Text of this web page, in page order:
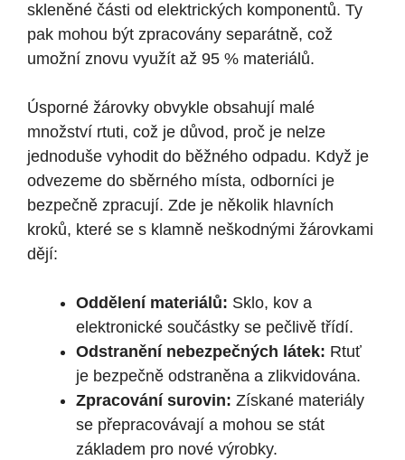
skleněné části od elektrických komponentů. Ty
pak mohou být zpracovány separátně, což
umožní znovu využít až 95 % materiálů.
Úsporné žárovky obvykle obsahují malé
množství rtuti, což je důvod, proč je nelze
jednoduše vyhodit do běžného odpadu. Když je
odvezeme do sběrného místa, odborníci je
bezpečně zpracují. Zde je několik hlavních
kroků, které se s klamně neškodnými žárovkami
dějí:
Oddělení materiálů: Sklo, kov a
elektronické součástky se pečlivě třídí.
Odstranění nebezpečných látek: Rtuť
je bezpečně odstraněna a zlikvidována.
Zpracování surovin: Získané materiály
se přepracovávají a mohou se stát
základem pro nové výrobky.